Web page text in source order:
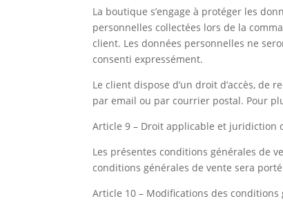
La boutique s’engage à protéger les
personnelles collectées lors de la
client. Les données personnelles ne
consenti expressément.
Le client dispose d’un droit d’accès,
par email ou par courrier postal. Pour
Article 9 – Droit applicable et juridiction
Les présentes conditions générales de
conditions générales de vente sera
Article 10 – Modifications des conditions